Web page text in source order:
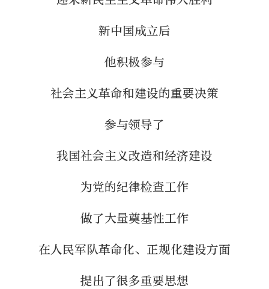
新中国成立后
他积极参与
社会主义革命和建设的重要决策
参与领导了
我国社会主义改造和经济建设
为党的纪律检查工作
做了大量奠基性工作
在人民军队革命化、正规化建设方面
提出了很多重要思想